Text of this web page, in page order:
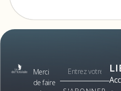
Merci
de faire